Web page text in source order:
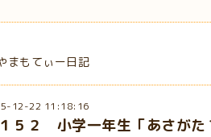
まもてぃー日記
12-22 11:18:16
５２ 小学一年生「あさがた